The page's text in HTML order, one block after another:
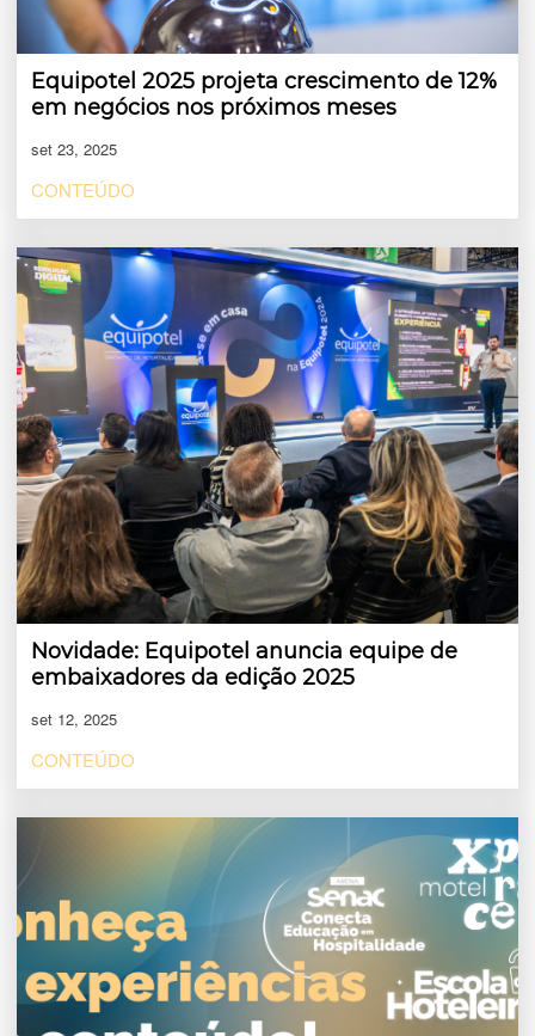
Equipotel 2025 projeta crescimento de 12%
em negócios nos próximos meses
set 23, 2025
CONTEÚDO
Novidade: Equipotel anuncia equipe de
embaixadores da edição 2025
set 12, 2025
CONTEÚDO